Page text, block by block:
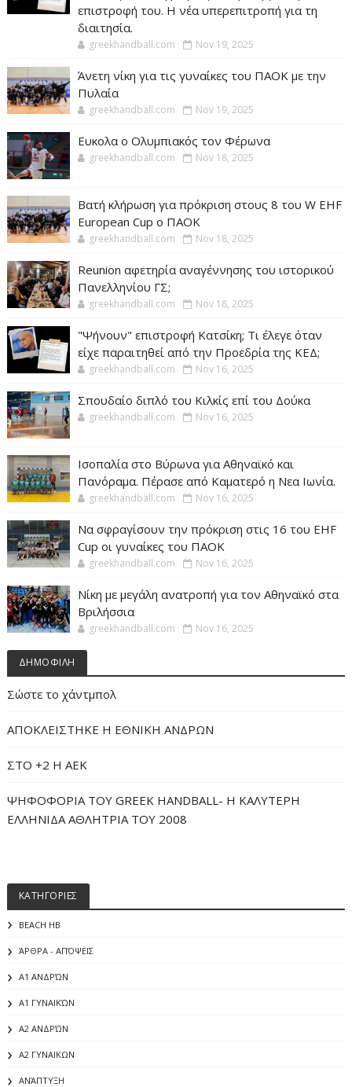
επιστροφή του. Η νέα υπερεπιτροπή για τη
διαιτησία.
greekhandball.com Nov 19, 2025
Άνετη νίκη για τις γυναίκες του ΠΑΟΚ με την
Πυλαία
greekhandball.com Nov 19, 2025
Ευκολα ο Ολυμπιακός τον Φέρωνα
greekhandball.com Nov 18, 2025
Βατή κλήρωση για πρόκριση στους 8 του W EHF
European Cup ο ΠΑΟΚ
greekhandball.com Nov 18, 2025
Reunion αφετηρία αναγέννησης του ιστορικού
Πανελληνίου ΓΣ;
greekhandball.com Nov 18, 2025
"Ψήνουν" επιστροφή Κατσίκη; Τι έλεγε όταν
είχε παραιτηθεί από την Προεδρία της ΚΕΔ;
greekhandball.com Nov 16, 2025
Σπουδαίο διπλό του Κιλκίς επί του Δούκα
greekhandball.com Nov 16, 2025
Ισοπαλία στο Βύρωνα για Αθηναϊκό και
Πανόραμα. Πέρασε από Καματερό η Νεα Ιωνία.
greekhandball.com Nov 16, 2025
Να σφραγίσουν την πρόκριση στις 16 του EHF
Cup οι γυναίκες του ΠΑΟΚ
greekhandball.com Nov 16, 2025
Νίκη με μεγάλη ανατροπή για τον Αθηναϊκό στα
Βριλήσσια
greekhandball.com Nov 16, 2025
ΔΗΜΟΦΙΛΗ
Σώστε το χάντμπολ
ΑΠΟΚΛΕΙΣΤΗΚΕ Η ΕΘΝΙΚΗ ΑΝΔΡΩΝ
ΣΤΟ +2 Η ΑΕΚ
ΨΗΦΟΦΟΡΙΑ ΤΟΥ GREEK HANDBALL- H ΚΑΛΥΤΕΡΗ
ΕΛΛΗΝΙΔΑ ΑΘΛΗΤΡΙΑ ΤΟΥ 2008
ΚΑΤΗΓΟΡΙΕΣ
BEACH HB
ΆΡΘΡΑ - ΑΠΌΨΕΙΣ
Α1 ΑΝΔΡΏΝ
Α1 ΓΥΝΑΙΚΏΝ
Α2 ΑΝΔΡΏΝ
Α2 ΓΥΝΑΙΚΩΝ
ΑΝΆΠΤΥΞΗ